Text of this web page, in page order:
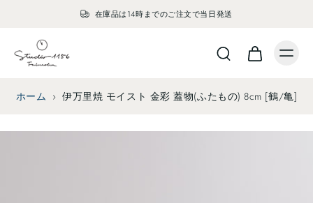
在庫品は14時までのご注文で当日発送
ホーム › 伊万里焼 モイスト 金彩 蓋物(ふたもの) 8cm [鶴/亀]